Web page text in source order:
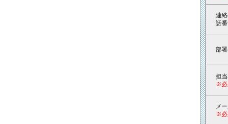
連
話
部署
担
※必
メ
※必